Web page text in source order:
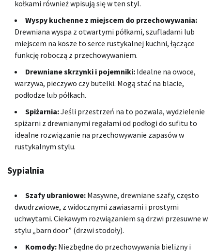
kołkami również wpisują się w ten styl.
Wyspy kuchenne z miejscem do przechowywania:
Drewniana wyspa z otwartymi półkami, szufladami lub
miejscem na kosze to serce rustykalnej kuchni, łączące
funkcję roboczą z przechowywaniem.
Drewniane skrzynki i pojemniki: Idealne na owoce,
warzywa, pieczywo czy butelki. Mogą stać na blacie,
podłodze lub półkach.
Spiżarnia:Jeśli przestrzeń na to pozwala, wydzielenie
spiżarni z drewnianymi regałami od podłogi do sufitu to
idealne rozwiązanie na przechowywanie zapasów w
rustykalnym stylu.
Sypialnia
Szafy ubraniowe: Masywne, drewniane szafy, często
dwudrzwiowe, z widocznymi zawiasami i prostymi
uchwytami. Ciekawym rozwiązaniem są drzwi przesuwne w
stylu „barn door” (drzwi stodoły).
Komody: Niezbędne do przechowywania bielizny i